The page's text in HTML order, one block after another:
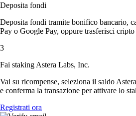
Deposita fondi
Deposita fondi tramite bonifico bancario,
Pay o Google Pay, oppure trasferisci
3
Fai staking Astera Labs, Inc.
Vai su ricompense, seleziona il saldo
e conferma la transazione per attivare lo
Registrati ora